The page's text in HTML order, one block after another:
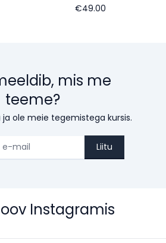
€49.00
mis me
teeme?
ja ole meie tegemistega kursis.
Liitu
Instagramis